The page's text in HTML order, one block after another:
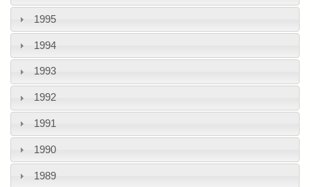
1995
1994
1993
1992
1991
1990
1989